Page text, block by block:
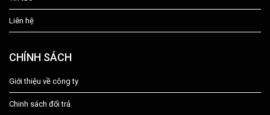
Liên hệ
CHÍNH SÁCH
Giới thiệu về công ty
Chinh sách đổi trả